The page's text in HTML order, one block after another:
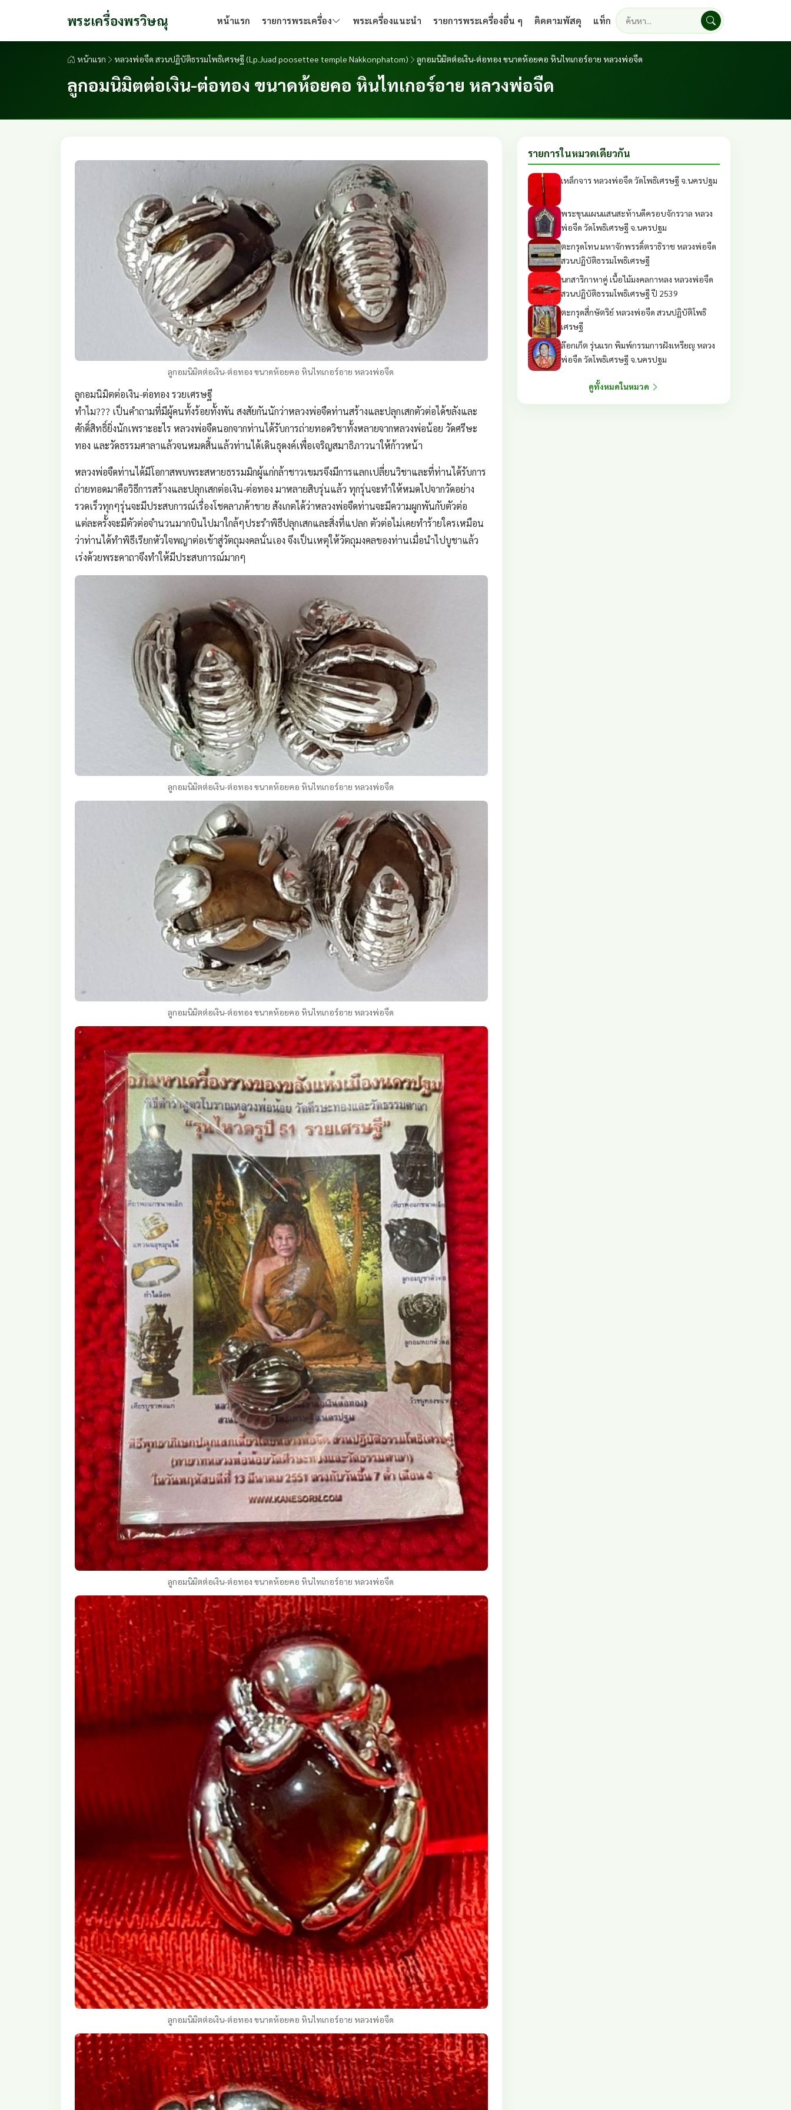
พระเครื่องพรวิษณุ หน้าแรก รายการพระเครื่อง พระเครื่องแนะนำ รายการพระเครื่องอื่น ๆ ติดตามพัสดุ แท็ก
ค้นหา
หน้าแรก หลวงพ่อจืด สวนปฏิบัติธรรมโพธิเศรษฐี (Lp.Juad poosettee temple Nakkonphatom) ลูกอมนิมิตต่อเงิน-ต่อทอง ขนาดห้อยคอ หินไทเกอร์อาย หลวงพ่อจืด
ลูกอมนิมิตต่อเงิน-ต่อทอง ขนาดห้อยคอ หินไทเกอร์อาย หลวงพ่อจืด
ลูกอมนิมิตต่อเงิน-ต่อทอง ขนาดห้อยคอ หินไทเกอร์อาย หลวงพ่อจืด
ลูกอมนิมิตต่อเงิน-ต่อทอง รวยเศรษฐี
ทำไม??? เป็นคำถามที่มีผู้คนทั้งร้อยทั้งพัน สงสัยกันนักว่าหลวงพ่อจืดท่านสร้างและปลุกเสกตัวต่อได้ขลังและ
ศักดิ์สิทธิ์ยิ่งนักเพราะอะไร หลวงพ่อจืดนอกจากท่านได้รับการถ่ายทอดวิชาทั้งหลายจากหลวงพ่อน้อย วัดศรีษะ
ทอง และวัดธรรมศาลาแล้วจนหมดสิ้นแล้วท่านได้เดินธุดงค์เพื่อเจริญสมาธิภาวนาให้ก้าวหน้า
หลวงพ่อจืดท่านได้มีโอกาสพบพระสหายธรรมมิกผู้แก่กล้าชาวเขมรจึงมีการแลกเปลี่ยนวิชาและที่ท่านได้รับการ
ถ่ายทอดมาคือวิธีการสร้างและปลุกเสกต่อเงิน-ต่อทอง มาหลายสิบรุ่นแล้ว ทุกรุ่นจะทำให้หมดไปจากวัดอย่าง
รวดเร็วทุกๆรุ่นจะมีประสบการณ์เรื่องโชคลาภค้าขาย สังเกตได้ว่าหลวงพ่อจืดท่านจะมีความผูกพันกับตัวต่อ
แต่ละครั้งจะมีตัวต่อจำนวนมากบินไปมาใกล้ๆประรำพิธีปลุกเสกและสิ่งที่แปลก ตัวต่อไม่เคยทำร้ายใครเหมือน
ว่าท่านได้ทำพิธีเรียกหัวใจพญาต่อเข้าสู่วัตถุมงคลนั่นเอง จึงเป็นเหตุให้วัตถุมงคลของท่านเมื่อนำไปบูชาแล้ว
เร่งด้วยพระคาถาจึงทำให้มีประสบการณ์มากๆ
ลูกอมนิมิตต่อเงิน-ต่อทอง ขนาดห้อยคอ หินไทเกอร์อาย หลวงพ่อจืด
ลูกอมนิมิตต่อเงิน-ต่อทอง ขนาดห้อยคอ หินไทเกอร์อาย หลวงพ่อจืด
ลูกอมนิมิตต่อเงิน-ต่อทอง ขนาดห้อยคอ หินไทเกอร์อาย หลวงพ่อจืด
ลูกอมนิมิตต่อเงิน-ต่อทอง ขนาดห้อยคอ หินไทเกอร์อาย หลวงพ่อจืด
รายการในหมวดเดียวกัน
เหล็กจาร หลวงพ่อจืด วัดโพธิเศรษฐี จ.นครปฐม
พระขุนแผนแสนสะท้านดีครอบจักรวาล หลวง
พ่อจืด วัดโพธิเศรษฐี จ.นครปฐม
ตะกรุดโทน มหาจักพรรดิ์ตราธิราช หลวงพ่อจืด
สวนปฏิบัติธรรมโพธิเศรษฐี
นกสาริกาหาคู่ เนื้อไม้มงคลกาหลง หลวงพ่อจืด
สวนปฏิบัติธรรมโพธิเศรษฐี ปี 2539
ตะกรุดสี่กษัตริย์ หลวงพ่อจืด สวนปฏิบัติโพธิ
เศรษฐี
ล๊อกเก็ต รุ่นแรก พิมพ์กรรมการฝังเหรียญ หลวง
พ่อจืด วัดโพธิเศรษฐี จ.นครปฐม
ดูทั้งหมดในหมวด